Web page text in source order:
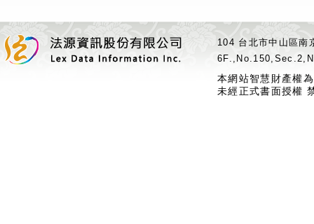
104 台北市中山區
本網站智慧財產權
未經正式書面授權